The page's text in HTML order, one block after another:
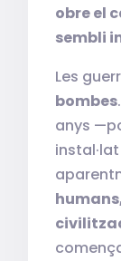
obre el
sembli
Les
bombes
anys